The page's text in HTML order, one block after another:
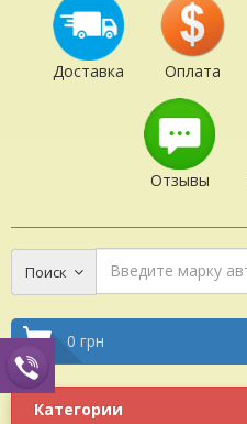
Доставка Оплата
Отзывы
Поиск
0 грн
Категории